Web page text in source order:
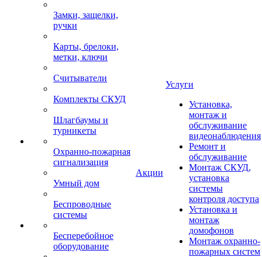
Замки, защелки,
ручки
Карты, брелоки,
метки, ключи
Считыватели
Комплекты СКУД
Шлагбаумы и
турникеты
Охранно-пожарная
сигнализация
Умный дом
Беспроводные
системы
Бесперебойное
оборудование
Акции
Услуги
Установка,
монтаж и
обслуживание
видеонаблюдения
Ремонт и
обслуживание
Монтаж СКУД,
установка
системы
контроля доступа
Установка и
монтаж
домофонов
Монтаж охранно-
пожарных систем